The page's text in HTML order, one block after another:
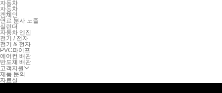
자동차
자동차
캠체인
연료 분사 노즐
실린더
자동차 엔진
전기 / 전자
전기 & 전자
PVC파이프
에어컨 배관
반도체 배관
고객지원
제품 문의
자료실